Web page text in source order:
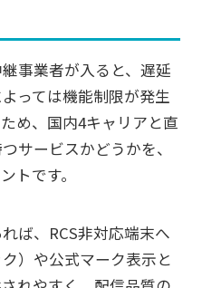
事業者が入ると、遅延
っては機能制限が発生
め、国内4キャリアと直
サービスかどうかを、
トです。
ば、RCS非対応端末へ
）や公式マーク表示と